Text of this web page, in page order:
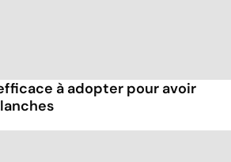
à adopter pour avoir